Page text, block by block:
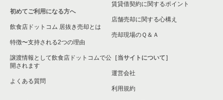
千葉県の現賃料20万円以下のラーメンの居抜き売却物件の案件
一覧
初めてご利用になる方へ
飲食店ドットコム 居抜き売却とは
特徴〜支持される2つの理由
譲渡情報として飲食店ドットコムで公
開されます
よくある質問
賃貸借契約に関するポイント
店舗売却に関する心構え
売却現場のＱ＆Ａ
［当サイトについて］
運営会社
利用規約